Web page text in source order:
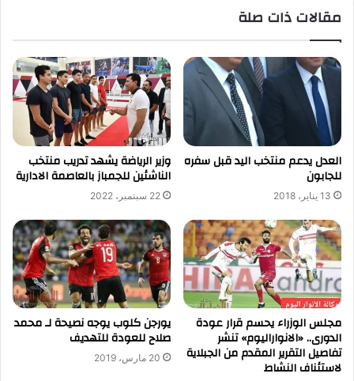
مقالات ذات صلة
العدل يدعم منتخب اليد قبل سفره
للجابون
13 يناير، 2018
وزير الرياضة يشهد تدريب منتخب
الناشئين للجمباز بالعاصمة الادارية
22 سبتمبر، 2022
مجلس الوزراء يحسم قرار عودة
الدورى.. «الانواراليوم» تنشر
تفاصيل التقرير المقدم من الجبلاية
لاستئناف النشاط
يورجن كلوب يوجه نصيحة لـ محمد
صلاح للعودة للتهديف
20 مارس، 2019